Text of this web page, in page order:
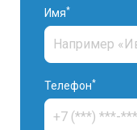
Имя*
Телефон*